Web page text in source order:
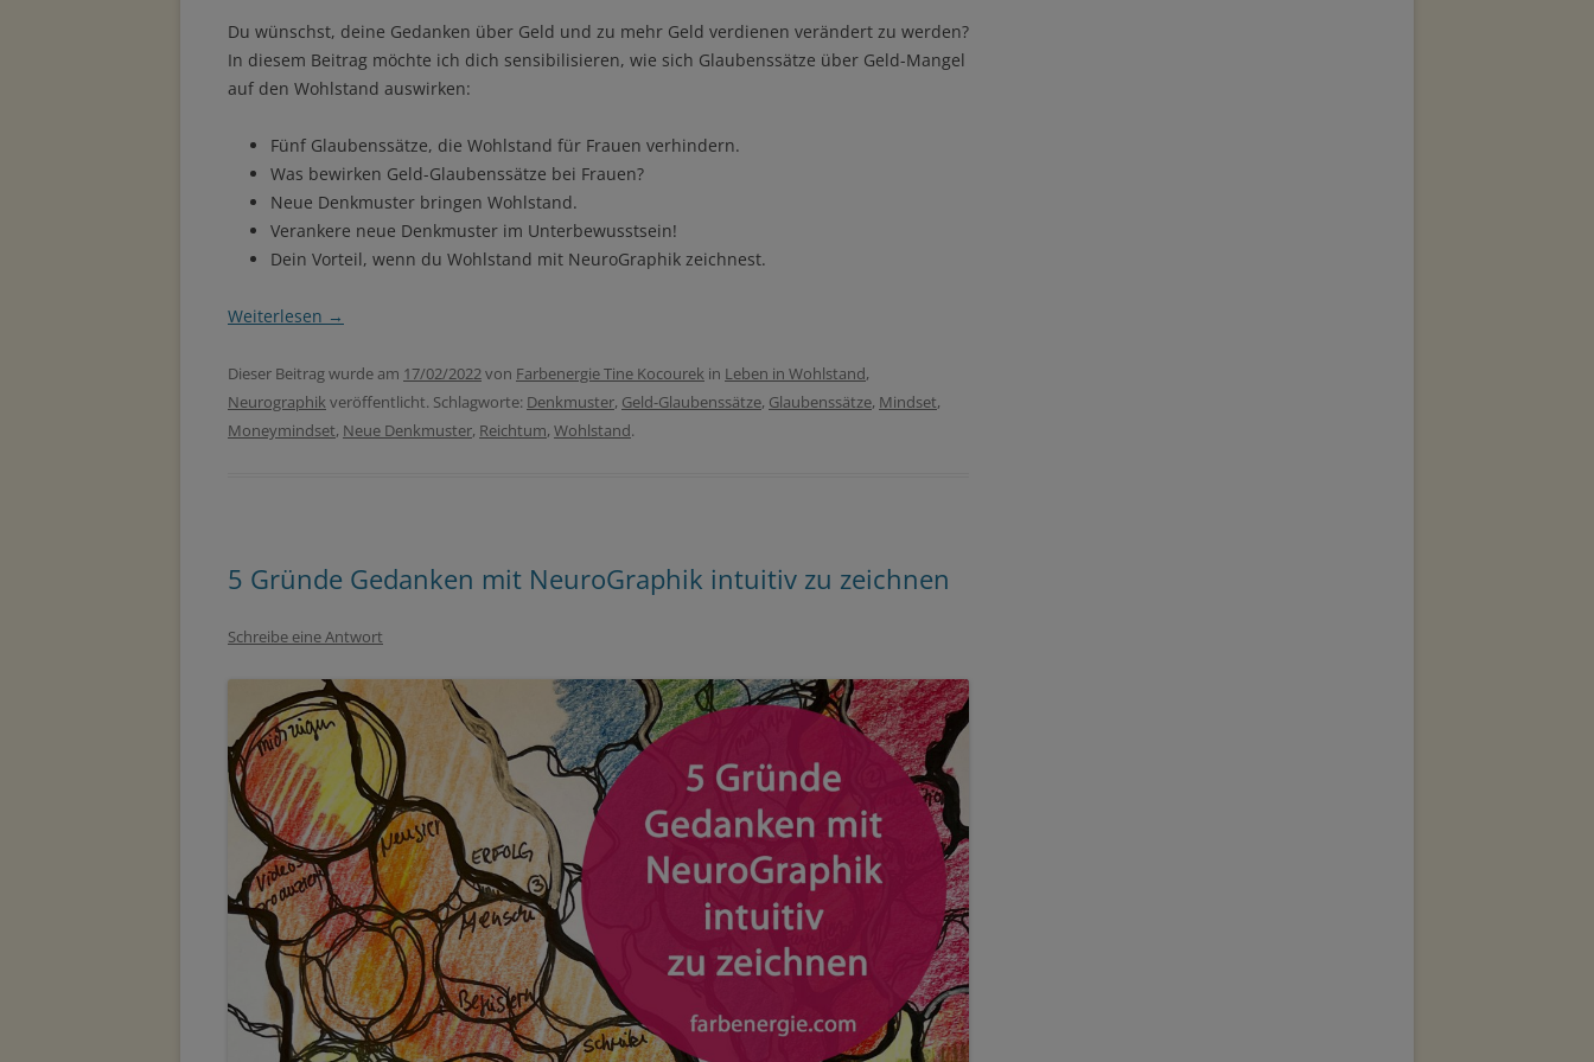
Du wünschst, deine Gedanken über Geld und zu mehr Geld verdienen verändert zu werden?
In diesem Beitrag möchte ich dich sensibilisieren, wie sich Glaubenssätze über Geld-Mangel
auf den Wohlstand auswirken:
Fünf Glaubenssätze, die Wohlstand für Frauen verhindern.
Was bewirken Geld-Glaubenssätze bei Frauen?
Neue Denkmuster bringen Wohlstand.
Verankere neue Denkmuster im Unterbewusstsein!
Dein Vorteil, wenn du Wohlstand mit NeuroGraphik zeichnest.
Weiterlesen →
Dieser Beitrag wurde am 17/02/2022von Farbenergie Tine Kocourek in Leben in Wohlstand,
Neurographikveröffentlicht. Schlagworte: Denkmuster, Geld-Glaubenssätze, Glaubenssätze, Mindset,
Moneymindset, Neue Denkmuster, Reichtum, Wohlstand.
5 Gründe Gedanken mit NeuroGraphik intuitiv zu zeichnen
Schreibe eine Antwort